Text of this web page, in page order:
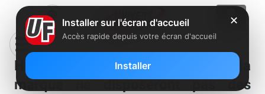
Huawei : les smartphones de la
marque ne disposeront pas des
✕
Installer sur l'écran d'accueil
Accès rapide depuis votre écran d'accueil
Installer